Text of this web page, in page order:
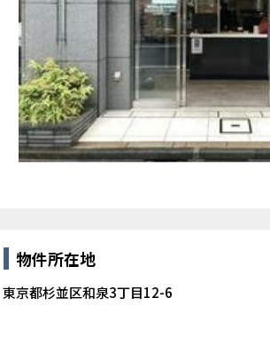
物件所在地
東京都杉並区和泉3丁目12-6